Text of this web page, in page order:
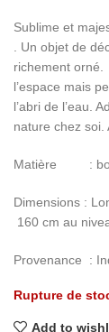
Sublime et
. Un objet de
richement orné.
l’espace mais
l’abri de l’eau.
nature chez soi.
Matière :
Dimensions :
160 cm au
Provenance :
Rupture de
Add to